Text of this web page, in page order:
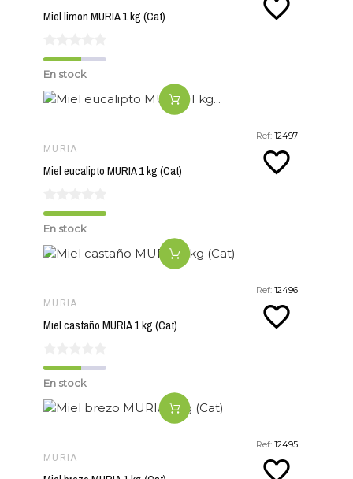
Miel limon MURIA 1 kg (Cat)
En stock
Ref:12497
MURIA
Miel eucalipto MURIA 1 kg (Cat)
En stock
favorite_border
Ref:12496
MURIA
Miel castaño MURIA 1 kg (Cat)
En stock
favorite_border
Ref:12495
MURIA
favorite_border
favorite_border